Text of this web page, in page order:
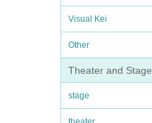
Visual Kei
Other
Theater and Stage
stage